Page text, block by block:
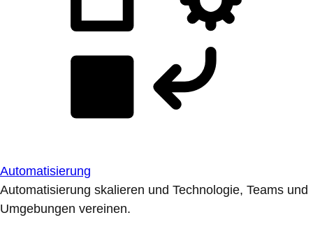
Automatisierung
Automatisierung skalieren und Technologie, Teams und
Umgebungen vereinen.